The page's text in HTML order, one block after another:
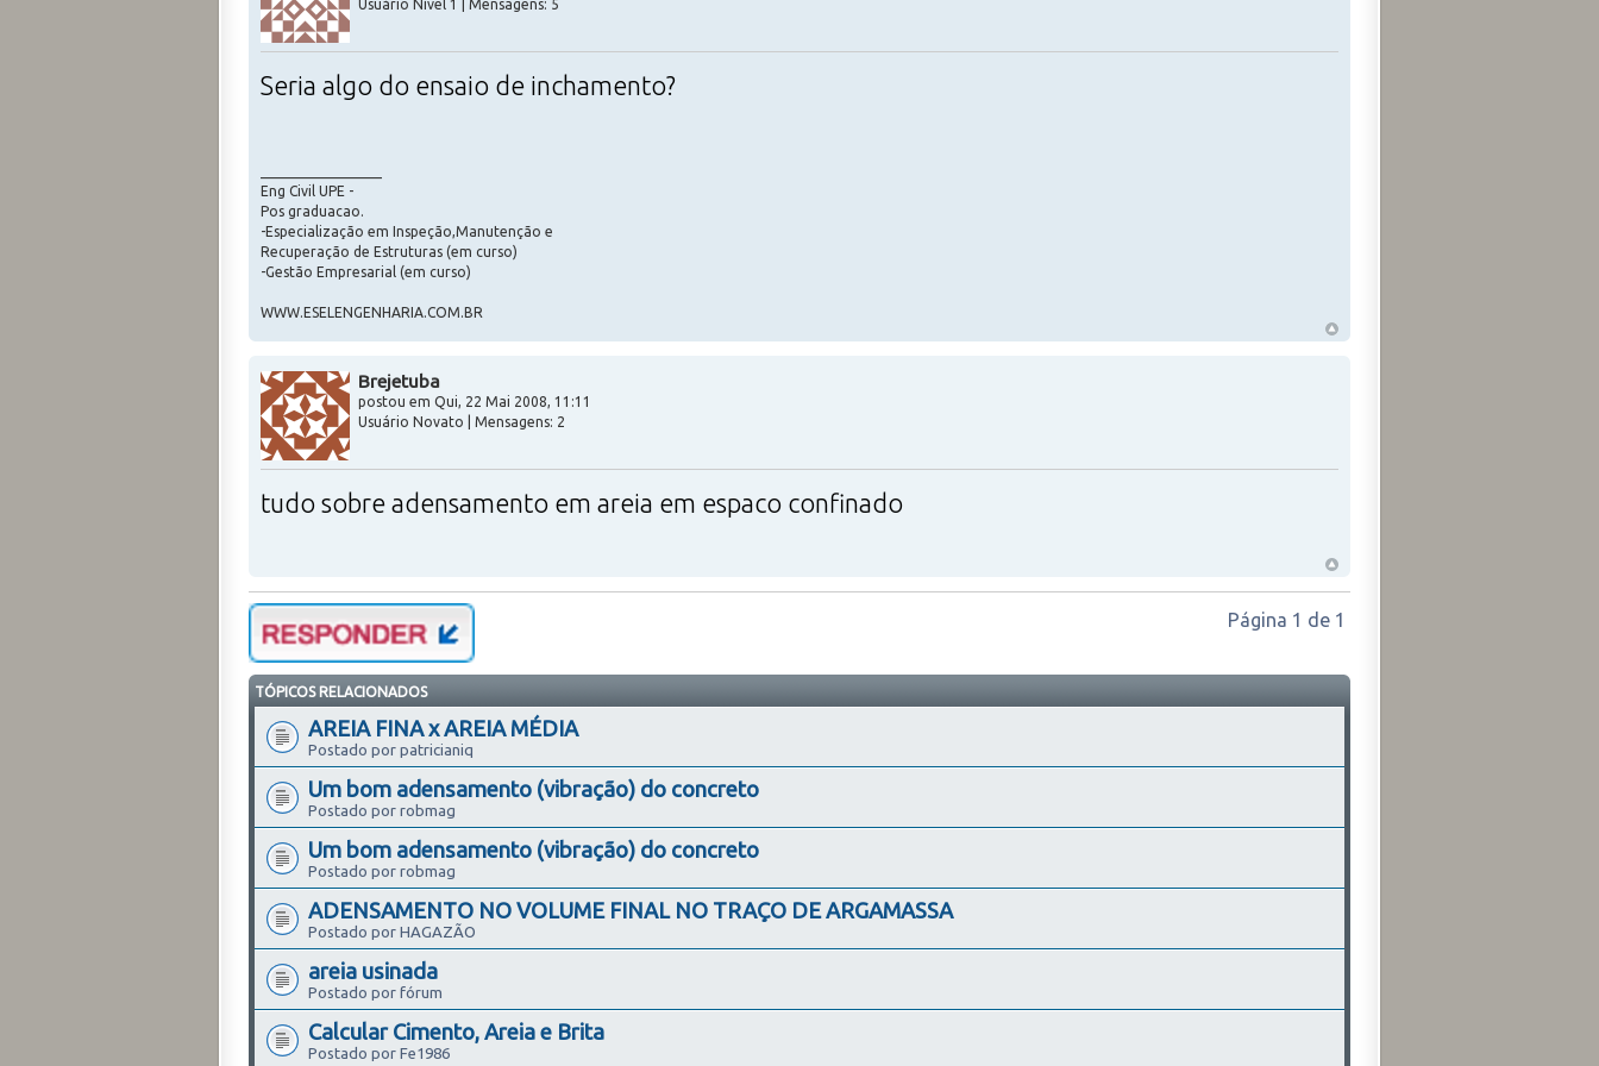
Usuário Nível 1 | Mensagens: 5
Seria algo do ensaio de inchamento?
Eng Civil UPE -
Pos graduacao.
-Especialização em Inspeção,Manutenção e
Recuperação de Estruturas (em curso)
-Gestão Empresarial (em curso)
WWW.ESELENGENHARIA.COM.BR
Brejetuba
postou em Qui, 22 Mai 2008, 11:11
Usuário Novato | Mensagens: 2
tudo sobre adensamento em areia em espaco confinado
Página 1 de 1
TÓPICOS RELACIONADOS
AREIA FINA x AREIA MÉDIA
Postado por patricianiq
Um bom adensamento (vibração) do concreto
Postado por robmag
Um bom adensamento (vibração) do concreto
Postado por robmag
ADENSAMENTO NO VOLUME FINAL NO TRAÇO DE ARGAMASSA
Postado por HAGAZÃO
areia usinada
Postado por fórum
Calcular Cimento, Areia e Brita
Postado por Fe1986